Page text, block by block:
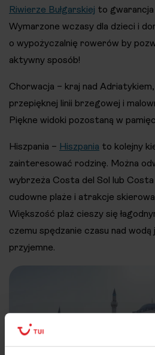
Riwierze Bułgarskiej to
Wymarzone wczasy dla dzieci i
o wypożyczalnię rowerów by
aktywny sposób!
Chorwacja – kraj nad
przepięknej linii brzegowej i
Piękne widoki pozostaną w
Hiszpania – Hiszpania to kolejny
zainteresować rodzinę. Można
wybrzeża Costa del Sol lub Costa
cudowne plaże i atrakcje
Większość plaż cieszy się
czemu spędzanie czasu nad
przyjemne.